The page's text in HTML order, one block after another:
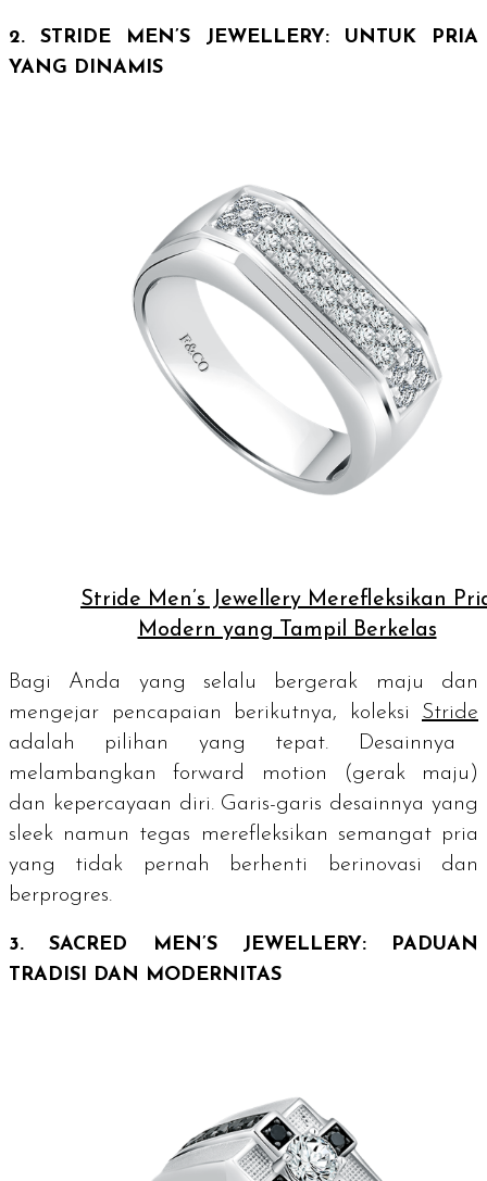
2. STRIDE MEN’S JEWELLERY: UNTUK PRIA
YANG DINAMIS
Stride Men’s Jewellery Merefleksikan
Modern yang Tampil Berkelas
Bagi Anda yang selalu bergerak maju dan
mengejar pencapaian berikutnya, koleksi Stride
adalah pilihan yang tepat. Desainnya
melambangkanforward motion (gerak maju)
dan kepercayaan diri. Garis-garis desainnya yang
sleek namun tegas merefleksikan semangat pria
yang tidak pernah berhenti berinovasi dan
berprogres.
3. SACRED MEN’S JEWELLERY: PADUAN
TRADISI DAN MODERNITAS